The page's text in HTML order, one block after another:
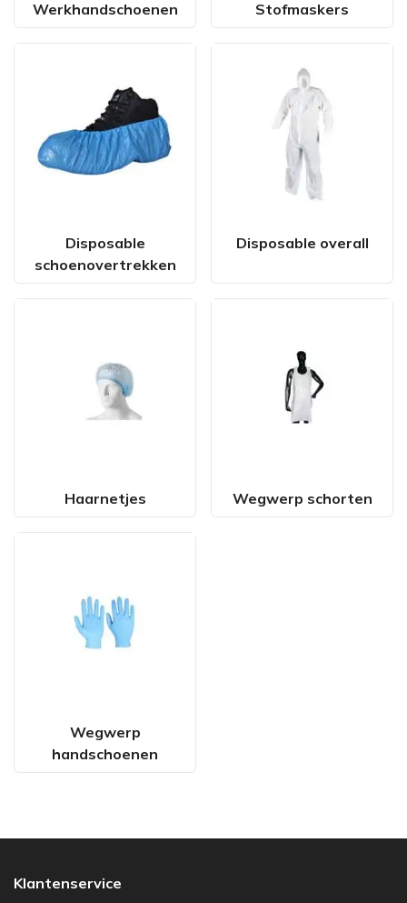
Werkhandschoenen Stofmaskers
Disposable
schoenovertrekken
Disposable overall
Haarnetjes Wegwerp schorten
Wegwerp
handschoenen
Klantenservice